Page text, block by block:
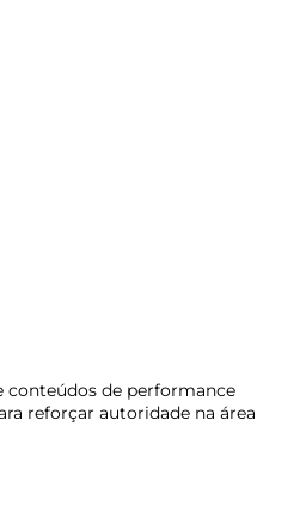
conteúdos de performance
reforçar autoridade na área